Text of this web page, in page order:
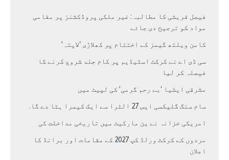
فیصل قریشی کا مطالبہ: غیر ملکی پروڈکشنز پر مقامی
مواد کو ترجیح دی جائے
کامن ویلتھ گیمز کے اختتام پر کھلاڑی ‘لاپتہ’
سی ڈی اے نے کرکٹ اسٹیڈیم پر کام جلد شروع کرنے کا
فیصلہ کر لیا
مشرقی ایشیا ‘بے رحم گرمی’ کی لپیٹ میں
سام سنگ گلیکسی ایس 27 الٹرا سے ایک کیمرا ہٹا دے گا.
امریکی خزانہ نے ین مارکیٹ میں تاریخی مداخلت کی
مردوں کے کرکٹ ورلڈ کپ 2027 کے مقامات اور برانڈ کا
اعلان